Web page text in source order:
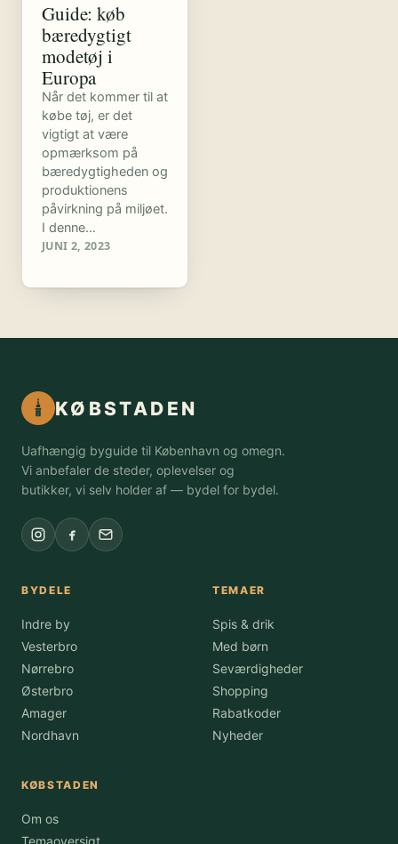
Guide: køb
bæredygtigt
modetøj i
Europa
Når det kommer til at
købe tøj, er det
vigtigt at være
opmærksom på
bæredygtigheden og
produktionens
påvirkning på miljøet.
I denne…
JUNI 2, 2023
KØBSTADEN
Uafhængig byguide til København og omegn.
Vi anbefaler de steder, oplevelser og
butikker, vi selv holder af — bydel for bydel.
BYDELE
Indre by
Vesterbro
Nørrebro
Østerbro
Amager
Nordhavn
TEMAER
Spis & drik
Med børn
Seværdigheder
Shopping
Rabatkoder
Nyheder
KØBSTADEN
Om os